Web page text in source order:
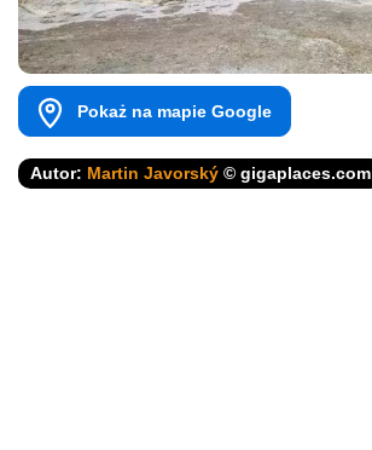
Pokaż na mapie Google
Autor: Martin Javorský © gigaplaces.com